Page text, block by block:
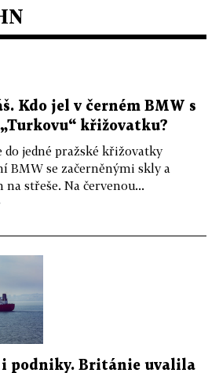
Kdo jel v černém BMW s
křižovatku?
do jedné pražské křižovatky
BMW se začerněnými skly a
střeše. Na červenou...
i podniky. Británie uvalila